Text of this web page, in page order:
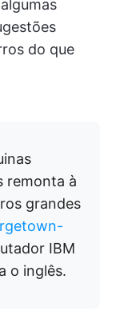
do que
remonta à
grandes
IBM
o inglês.